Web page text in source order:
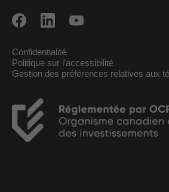
Confidentialité
Politique sur l’accessibilité
Gestion des préférences relatives aux